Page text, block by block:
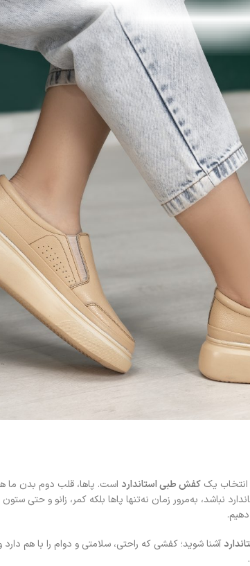
انتخاب یک کفش طبی استاندارد است. پاها، قلب دوم بدن ما
نباشد، به‌مرور زمان نه‌تنها پاها بلکه کمر، زانو و حتی
آشنا شوید؛ کفشی که راحتی، سلامتی و دوام را با هم دارد